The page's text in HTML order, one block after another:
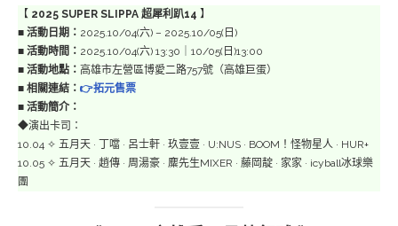
【 2025 SUPER SLIPPA 超犀利趴14 】
■ 活動日期： 2025.10/04(六) – 2025.10/05(日)
■ 活動時間： 2025.10/04(六) 13:30｜10/05(日)13:00
■ 活動地點： 高雄市左營區博愛二路757號（高雄巨蛋）
■ 相關連結： 👉拓元售票
■ 活動簡介：
◆演出卡司：
10.04 ✧ 五月天 · 丁噹 · 呂士軒 · 玖壹壹 · U:NUS · BOOM！怪物星人 · HUR+
10.05 ✧ 五月天 · 趙傳 · 周湯豪 · 麋先生MIXER · 藤岡靛 · 家家 · icyball冰球樂
團